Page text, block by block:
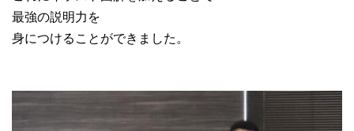
最強の説明力を
身につけることができました。